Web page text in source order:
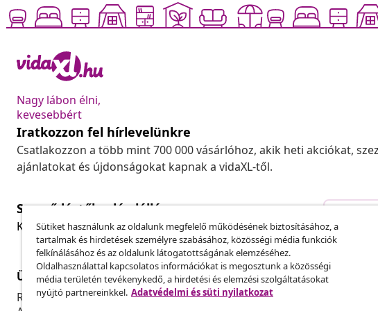
Nagy lábon élni,
kevesebbért
Iratkozzon fel hírlevelünkre
Csatlakozzon a több mint 700 000 vásárlóhoz, akik heti akciókat,
ajánlatokat és újdonságokat kapnak a vidaXL-től.
Szerződéstől való elállás
Küldj be egy rendelés lemondására vonatkozó kérelmet.
Ügyfélszolgálat
Rendelés nyomon követése
Üzlet
Partnerprogram
Sütiket használunk az oldalunk megfelelő működésének biztosításához, a
tartalmak és hirdetések személyre szabásához, közösségi média funkciók
felkínálásához és az oldalunk látogatottságának elemzéséhez.
Oldalhasználattal kapcsolatos információkat is megosztunk a közösségi
média területén tevékenykedő, a hirdetési és elemzési szolgáltatásokat
nyújtó partnereinkkel. Adatvédelmi és süti nyilatkozat